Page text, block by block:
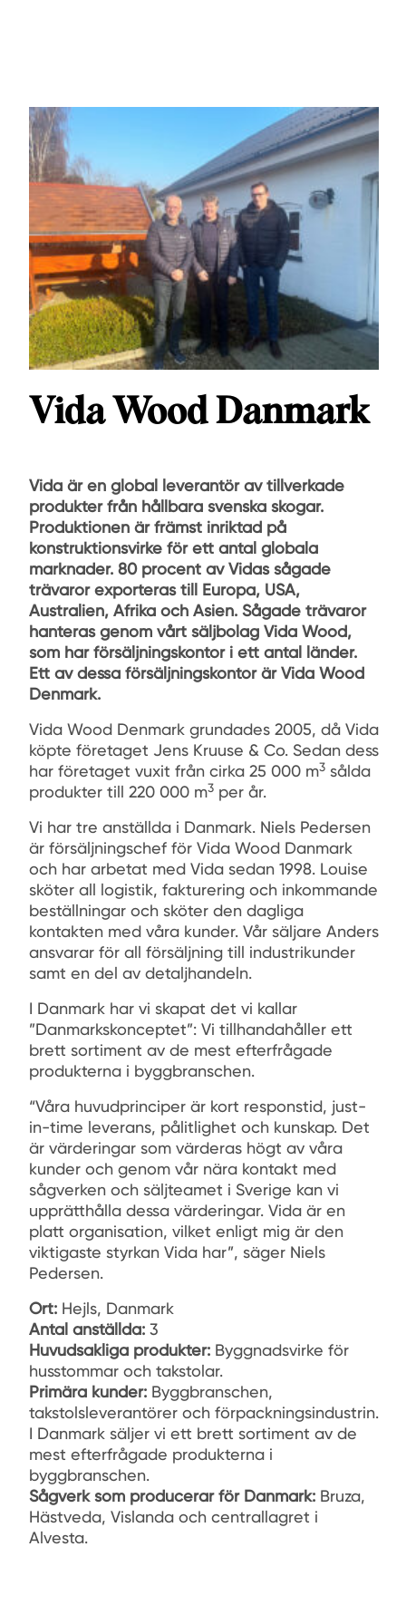
Vida Wood Danmark
Vida är en global leverantör av tillverkade
produkter från hållbara svenska skogar.
Produktionen är främst inriktad på
konstruktionsvirke för ett antal globala
marknader. 80 procent av Vidas sågade
trävaror exporteras till Europa, USA,
Australien, Afrika och Asien. Sågade trävaror
hanteras genom vårt säljbolag Vida Wood,
som har försäljningskontor i ett antal länder.
Ett av dessa försäljningskontor är Vida Wood
Denmark.
Vida Wood Denmark grundades 2005, då Vida
köpte företaget Jens Kruuse & Co. Sedan dess
har företaget vuxit från cirka 25 000 m3 sålda
produkter till 220 000 m3 per år.
Vi har tre anställda i Danmark. Niels Pedersen
är försäljningschef för Vida Wood Danmark
och har arbetat med Vida sedan 1998. Louise
sköter all logistik, fakturering och inkommande
beställningar och sköter den dagliga
kontakten med våra kunder. Vår säljare Anders
ansvarar för all försäljning till industrikunder
samt en del av detaljhandeln.
I Danmark har vi skapat det vi kallar
”Danmarkskonceptet”: Vi tillhandahåller ett
brett sortiment av de mest efterfrågade
produkterna i byggbranschen.
“Våra huvudprinciper är kort responstid, just-
in-time leverans, pålitlighet och kunskap. Det
är värderingar som värderas högt av våra
kunder och genom vår nära kontakt med
sågverken och säljteamet i Sverige kan vi
upprätthålla dessa värderingar. Vida är en
platt organisation, vilket enligt mig är den
viktigaste styrkan Vida har”, säger Niels
Pedersen.
Ort: Hejls, Danmark
Antal anställda: 3
Huvudsakliga produkter: Byggnadsvirke för
husstommar och takstolar.
Primära kunder: Byggbranschen,
takstolsleverantörer och förpackningsindustrin.
I Danmark säljer vi ett brett sortiment av de
mest efterfrågade produkterna i
byggbranschen.
Sågverk som producerar för Danmark: Bruza,
Hästveda, Vislanda och centrallagret i
Alvesta.